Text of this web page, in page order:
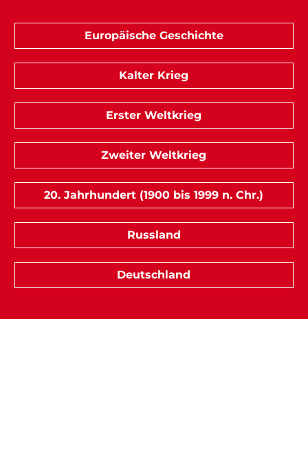
Europäische Geschichte
Kalter Krieg
Erster Weltkrieg
Zweiter Weltkrieg
20. Jahrhundert (1900 bis 1999 n. Chr.)
Russland
Deutschland